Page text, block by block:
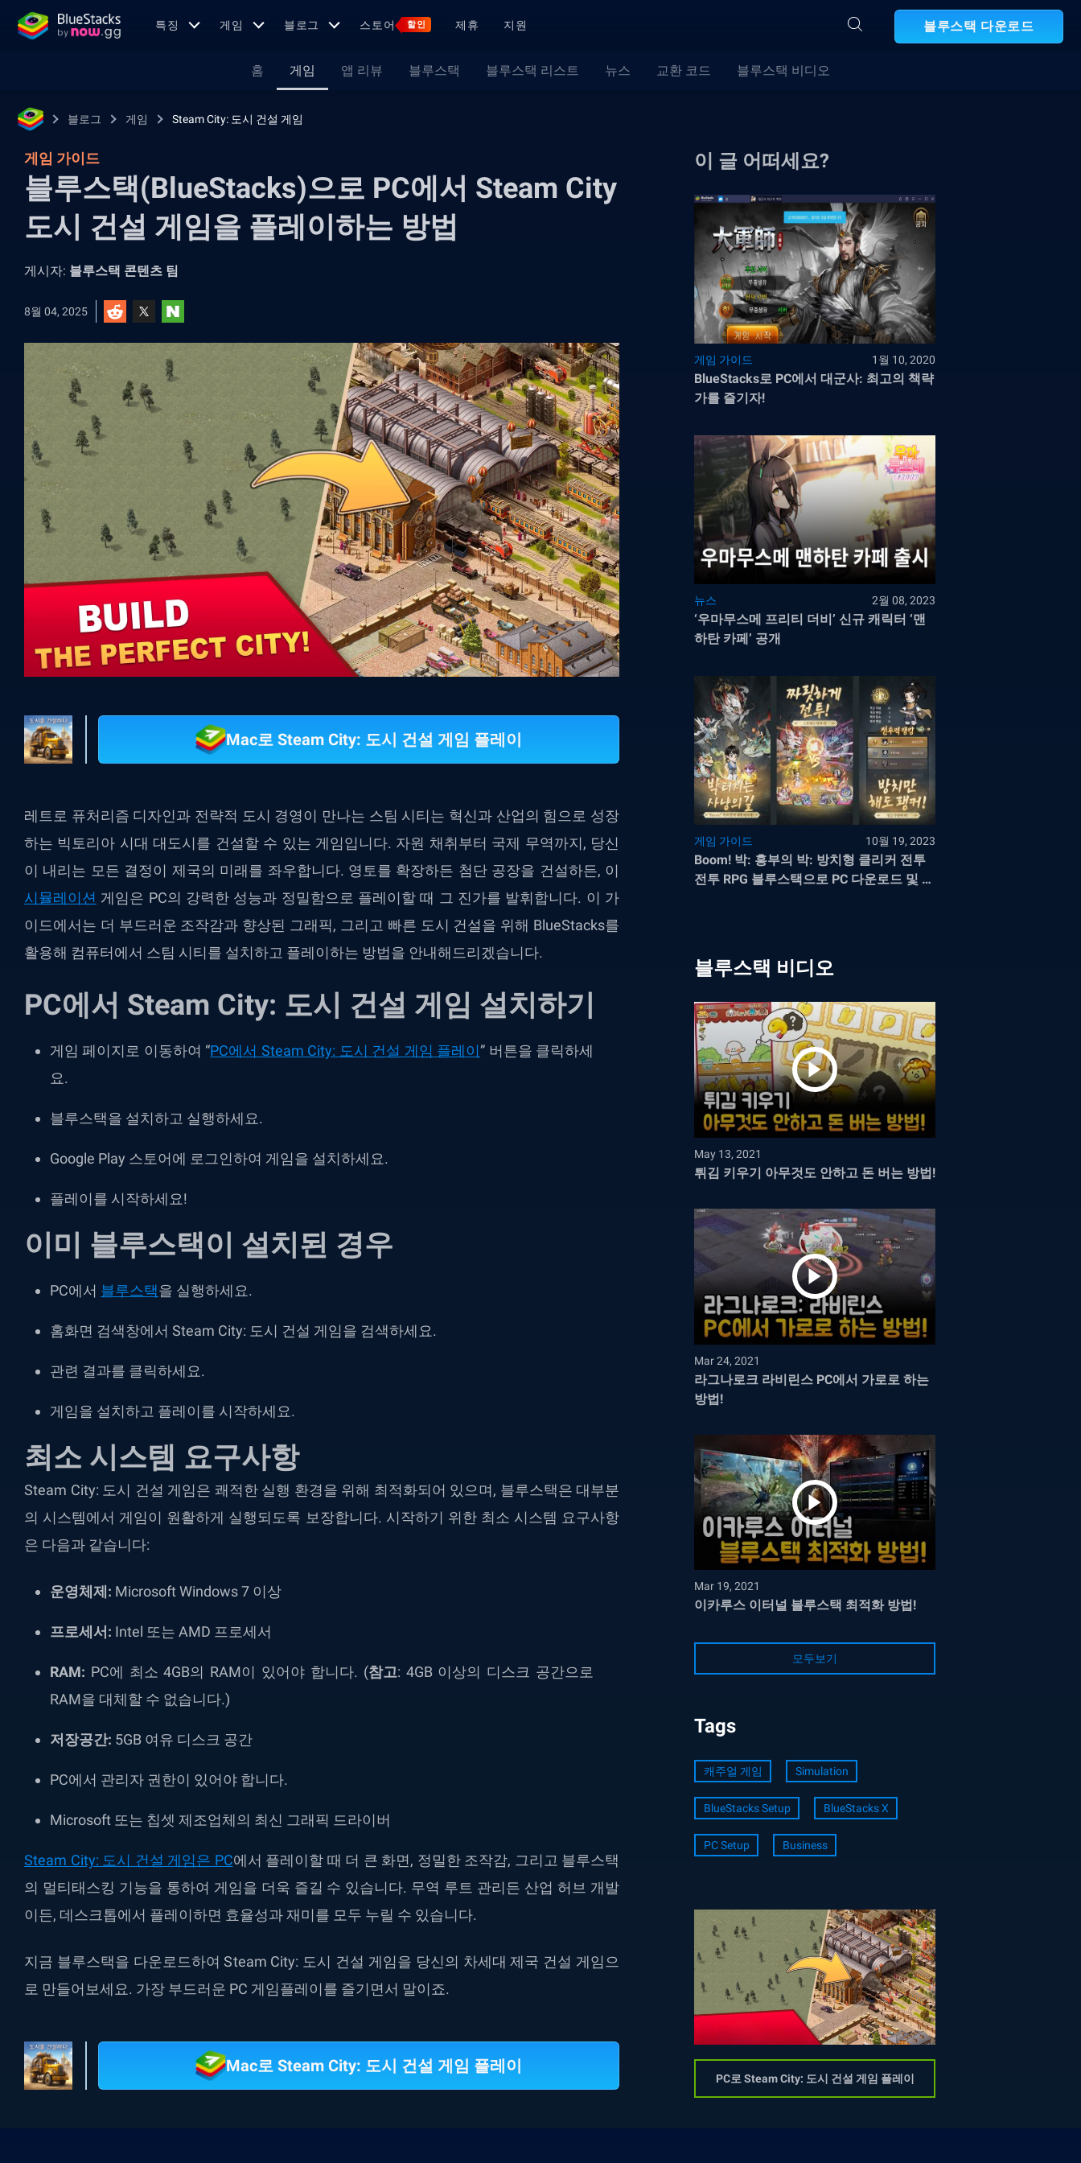
특징 게임 블로그 스토어 할인 제휴 지원 블루스택 다운로드
홈 게임 앱 리뷰 블루스택 블루스택 리스트 뉴스 교환 코드 블루스택 비디오
블로그 게임 Steam City: 도시 건설 게임
게임 가이드
블루스택(BlueStacks)으로 PC에서 Steam City
도시 건설 게임을 플레이하는 방법
게시자: 블루스택 콘텐츠 팀
8월 04, 2025
Mac로 Steam City: 도시 건설 게임 플레이
레트로 퓨처리즘 디자인과 전략적 도시 경영이 만나는 스팀 시티는 혁신과 산업의 힘으로 성장
하는 빅토리아 시대 대도시를 건설할 수 있는 게임입니다. 자원 채취부터 국제 무역까지, 당신
이 내리는 모든 결정이 제국의 미래를 좌우합니다. 영토를 확장하든 첨단 공장을 건설하든, 이
시뮬레이션 게임은 PC의 강력한 성능과 정밀함으로 플레이할 때 그 진가를 발휘합니다. 이 가
이드에서는 더 부드러운 조작감과 향상된 그래픽, 그리고 빠른 도시 건설을 위해 BlueStacks를
활용해 컴퓨터에서 스팀 시티를 설치하고 플레이하는 방법을 안내해드리겠습니다.
PC에서 Steam City: 도시 건설 게임 설치하기
게임 페이지로 이동하여 “PC에서 Steam City: 도시 건설 게임 플레이” 버튼을 클릭하세
요.
블루스택을 설치하고 실행하세요.
Google Play 스토어에 로그인하여 게임을 설치하세요.
플레이를 시작하세요!
이미 블루스택이 설치된 경우
PC에서 블루스택을 실행하세요.
홈화면 검색창에서 Steam City: 도시 건설 게임을 검색하세요.
관련 결과를 클릭하세요.
게임을 설치하고 플레이를 시작하세요.
최소 시스템 요구사항
Steam City: 도시 건설 게임은 쾌적한 실행 환경을 위해 최적화되어 있으며, 블루스택은 대부분
의 시스템에서 게임이 원활하게 실행되도록 보장합니다. 시작하기 위한 최소 시스템 요구사항
은 다음과 같습니다:
운영체제: Microsoft Windows 7 이상
프로세서: Intel 또는 AMD 프로세서
RAM: PC에 최소 4GB의 RAM이 있어야 합니다. (참고: 4GB 이상의 디스크 공간으로
RAM을 대체할 수 없습니다.)
저장공간: 5GB 여유 디스크 공간
PC에서 관리자 권한이 있어야 합니다.
Microsoft 또는 칩셋 제조업체의 최신 그래픽 드라이버
Steam City: 도시 건설 게임은 PC에서 플레이할 때 더 큰 화면, 정밀한 조작감, 그리고 블루스택
의 멀티태스킹 기능을 통하여 게임을 더욱 즐길 수 있습니다. 무역 루트 관리든 산업 허브 개발
이든, 데스크톱에서 플레이하면 효율성과 재미를 모두 누릴 수 있습니다.
지금 블루스택을 다운로드하여 Steam City: 도시 건설 게임을 당신의 차세대 제국 건설 게임으
로 만들어보세요. 가장 부드러운 PC 게임플레이를 즐기면서 말이죠.
Mac로 Steam City: 도시 건설 게임 플레이
이 글 어떠세요?
게임 가이드 1월 10, 2020
BlueStacks로 PC에서 대군사: 최고의 책략
가를 즐기자!
뉴스 2월 08, 2023
‘우마무스메 프리티 더비’ 신규 캐릭터 ‘맨
하탄 카페’ 공개
게임 가이드 10월 19, 2023
Boom! 박: 흥부의 박: 방치형 클리커 전투
전투 RPG 블루스택으로 PC 다운로드 및 플
블루스택 비디오
May 13, 2021
튀김 키우기 아무것도 안하고 돈 버는 방법!
Mar 24, 2021
라그나로크 라비린스 PC에서 가로로 하는
방법!
Mar 19, 2021
이카루스 이터널 블루스택 최적화 방법!
모두보기
Tags
캐주얼 게임 Simulation
BlueStacks Setup BlueStacks X
PC Setup Business
PC로 Steam City: 도시 건설 게임 플레이